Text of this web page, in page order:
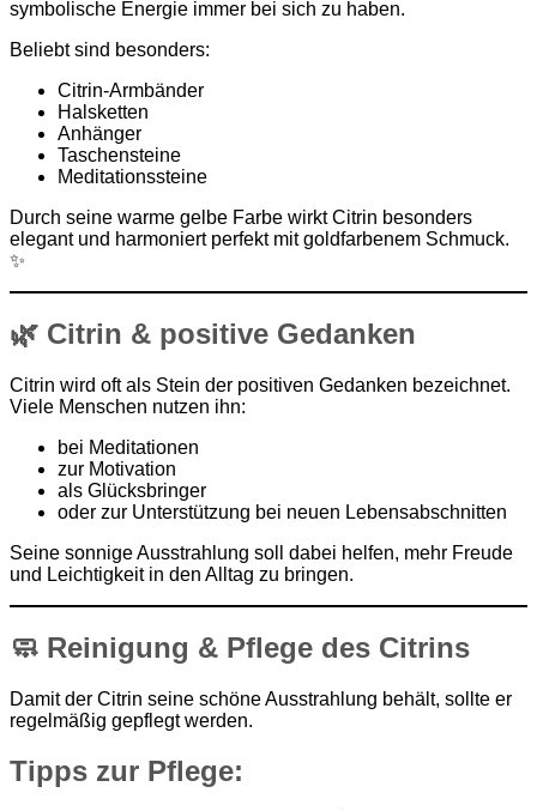
symbolische Energie immer bei sich zu haben.
Beliebt sind besonders:
Citrin-Armbänder
Halsketten
Anhänger
Taschensteine
Meditationssteine
Durch seine warme gelbe Farbe wirkt Citrin besonders
elegant und harmoniert perfekt mit goldfarbenem Schmuck.
✨
🌿 Citrin & positive Gedanken
Citrin wird oft als Stein der positiven Gedanken bezeichnet.
Viele Menschen nutzen ihn:
bei Meditationen
zur Motivation
als Glücksbringer
oder zur Unterstützung bei neuen Lebensabschnitten
Seine sonnige Ausstrahlung soll dabei helfen, mehr Freude
und Leichtigkeit in den Alltag zu bringen.
🧼 Reinigung & Pflege des Citrins
Damit der Citrin seine schöne Ausstrahlung behält, sollte er
regelmäßig gepflegt werden.
Tipps zur Pflege: